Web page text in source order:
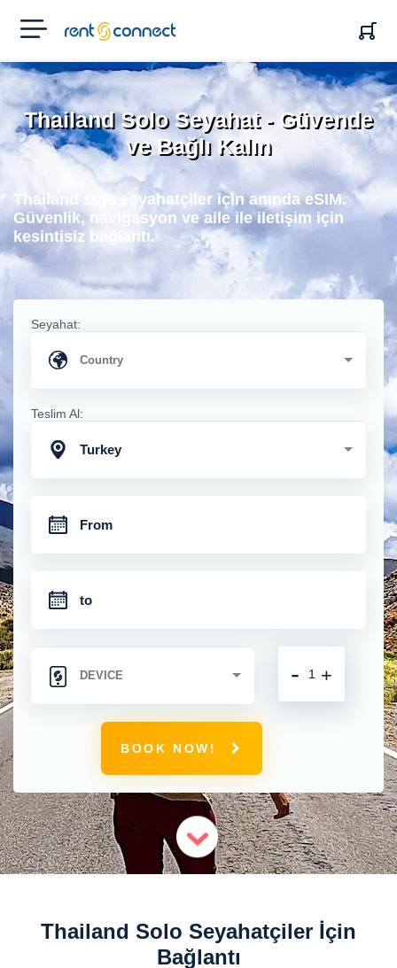
RENT'N
CONNECT
Thailand Solo Seyahat - Güvende
ve Bağlı Kalın
Thailand solo seyahatçiler için anında eSIM.
Güvenlik, navigasyon ve aile ile iletişim için
kesintisiz bağlantı.
Seyahat:
Teslim Al:
Turkey
+
-
BOOK NOW!
Thailand Solo Seyahatçiler İçin
Bağlantı